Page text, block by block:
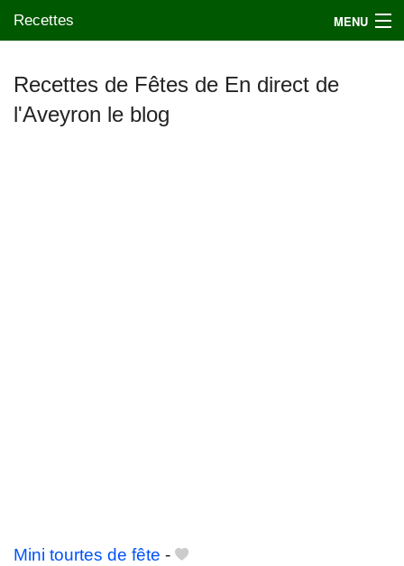
Recettes MENU
Mes blogs préférés
Recettes de Fêtes de En direct de
l'Aveyron le blog
Mini tourtes de fête -